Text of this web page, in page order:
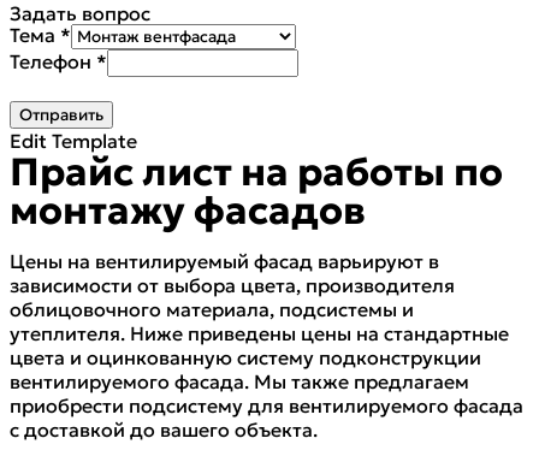
Задать вопрос
Тема *
Телефон *
Отправить
Edit Template
Прайс лист на работы по
монтажу фасадов
Цены на вентилируемый фасад варьируют в
зависимости от выбора цвета, производителя
облицовочного материала, подсистемы и
утеплителя. Ниже приведены цены на стандартные
цвета и оцинкованную систему подконструкции
вентилируемого фасада. Мы также предлагаем
приобрести подсистему для вентилируемого фасада
с доставкой до вашего объекта.